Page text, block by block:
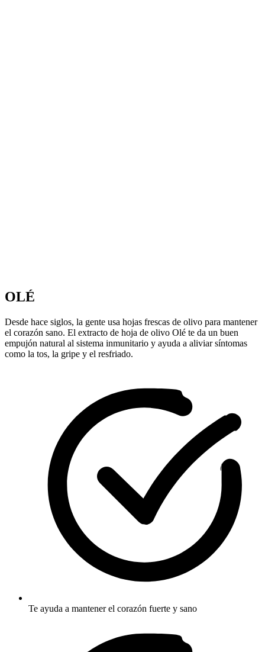
OLÉ
Desde hace siglos, la gente usa hojas frescas de olivo para mantener
el corazón sano. El extracto de hoja de olivo Olé te da un buen
empujón natural al sistema inmunitario y ayuda a aliviar síntomas
como la tos, la gripe y el resfriado.
Te ayuda a mantener el corazón fuerte y sano